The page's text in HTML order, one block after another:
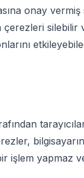
onay vermiş
çerezleri
işlem yapmaz